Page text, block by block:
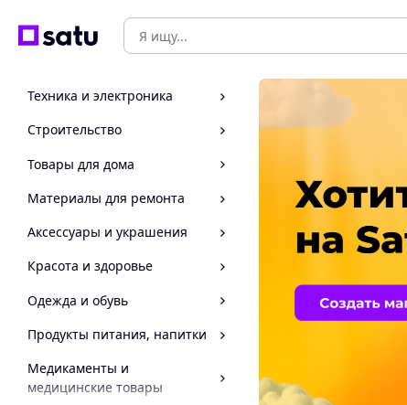
Техника и электроника
Строительство
Товары для дома
Материалы для ремонта
Аксессуары и украшения
Красота и здоровье
Одежда и обувь
Продукты питания, напитки
Медикаменты и
медицинские товары